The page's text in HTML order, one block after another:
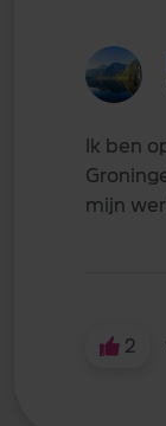
Ik ben
mijn
2